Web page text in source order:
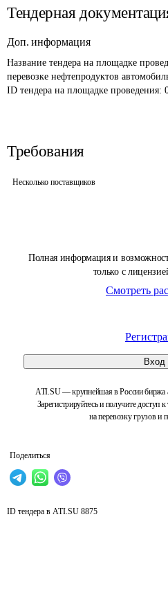
Полная информация и
только с
Смотреть
Вход
ATI.SU — крупнейшая в России биржа
Зарегистрируйтесь и получите доступ
на перевозку грузов и
Поделиться
Тендерная
Доп. информация
Название тендера на площадке
перевозке нефтепродуктов
ID тендера на площадке проведения:
Требования
Несколько поставщиков
ID тендера в ATI.SU 8875